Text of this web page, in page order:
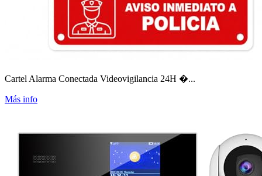
Cartel Alarma Conectada Videovigilancia 24H �...
Más info